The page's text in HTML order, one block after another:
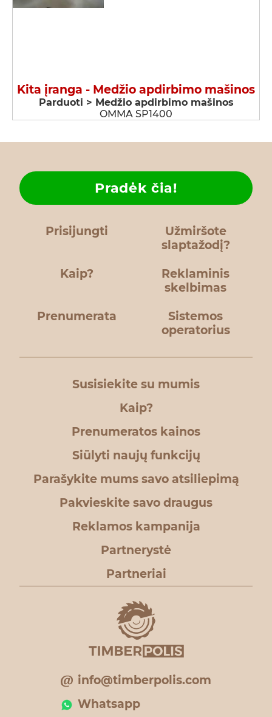
Kita įranga - Medžio apdirbimo mašinos
Parduoti > Medžio apdirbimo mašinos
OMMA SP1400
Prisijungti
Užmiršote
slaptažodį?
Kaip?
Pradėk čia!
Reklaminis
skelbimas
Prenumerata
Sistemos
operatorius
Susisiekite su mumis
Kaip?
Prenumeratos kainos
Siūlyti naujų funkcijų
Parašykite mums savo atsiliepimą
Pakvieskite savo draugus
Reklamos kampanija
Partnerystė
Partneriai
info@timberpolis.com
Whatsapp